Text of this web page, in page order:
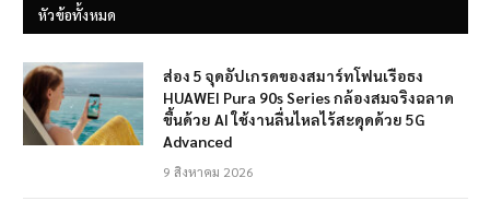
หัวข้อทั้งหมด
ส่อง 5 จุดอัปเกรดของสมาร์ทโฟนเรือธง
HUAWEI Pura 90s Series กล้องสมจริงฉลาด
ขึ้นด้วย AI ใช้งานลื่นไหลไร้สะดุดด้วย 5G
Advanced
9 สิงหาคม 2026